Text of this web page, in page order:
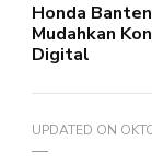
Honda
Mudahkan
Digital
UPDATED ON